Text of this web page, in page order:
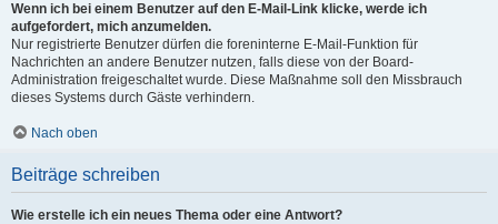
Wenn ich bei einem Benutzer auf den E-Mail-Link klicke, werde ich
aufgefordert, mich anzumelden.
Nur registrierte Benutzer dürfen die foreninterne E-Mail-Funktion für
Nachrichten an andere Benutzer nutzen, falls diese von der Board-
Administration freigeschaltet wurde. Diese Maßnahme soll den Missbrauch
dieses Systems durch Gäste verhindern.
Nach oben
Beiträge schreiben
Wie erstelle ich ein neues Thema oder eine Antwort?